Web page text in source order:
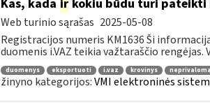
Kas, kada irkokiu būdu turi pateikti
Web turinio sąrašas 2025-05-08
Registracijos numeris KM1636 Ši
duomenis i.VAZ teikia važtaraščio rengėjas.
duomenys eksportuoti i.vaz krovinys neprivaloma
žinyno kategorijos:VMI elektroninės